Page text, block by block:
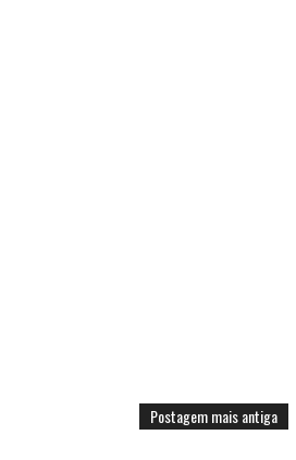
Postagem mais antiga